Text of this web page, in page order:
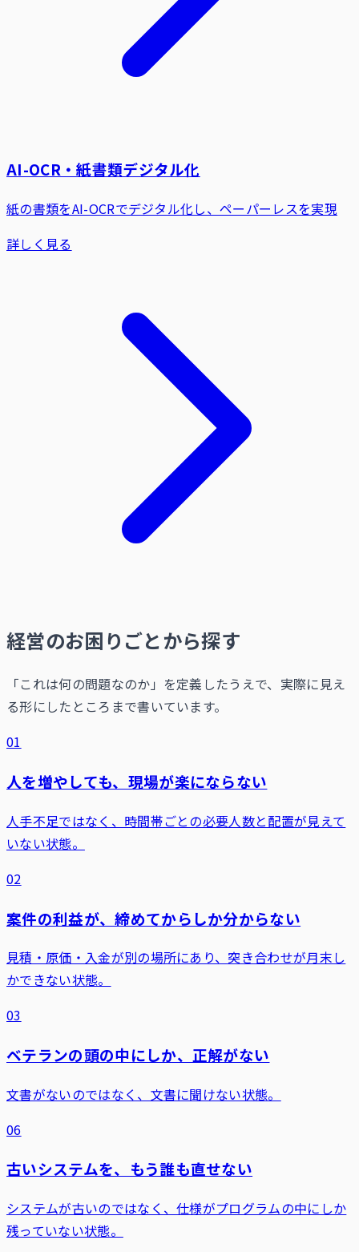
AI-OCR・紙書類デジタル化
紙の書類をAI-OCRでデジタル化し、ペーパーレスを実現
詳しく見る
経営のお困りごとから探す
「これは何の問題なのか」を定義したうえで、実際に見え
る形にしたところまで書いています。
01
人を増やしても、現場が楽にならない
人手不足ではなく、時間帯ごとの必要人数と配置が見えて
いない状態。
02
案件の利益が、締めてからしか分からない
見積・原価・入金が別の場所にあり、突き合わせが月末し
かできない状態。
03
ベテランの頭の中にしか、正解がない
文書がないのではなく、文書に聞けない状態。
06
古いシステムを、もう誰も直せない
システムが古いのではなく、仕様がプログラムの中にしか
残っていない状態。